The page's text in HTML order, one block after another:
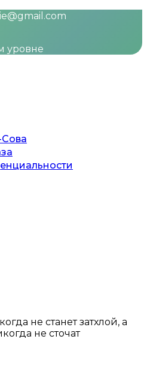
уровне
не станет затхлой, а
не сточат